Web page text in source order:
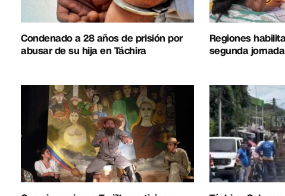
Condenado a 28 años de prisión por
abusar de su hija en Táchira
Regiones
segunda